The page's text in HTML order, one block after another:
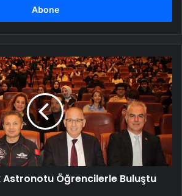
Astronotu Öğrencilerle Buluştu